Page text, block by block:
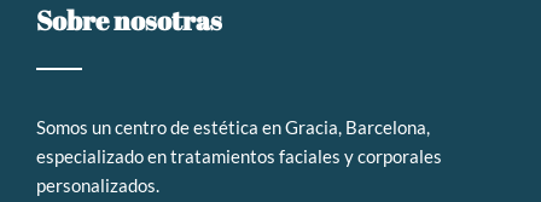
Sobre nosotras
Somos uncentro de estética en Gracia, Barcelona,
especializado en tratamientos faciales y corporales
personalizados.